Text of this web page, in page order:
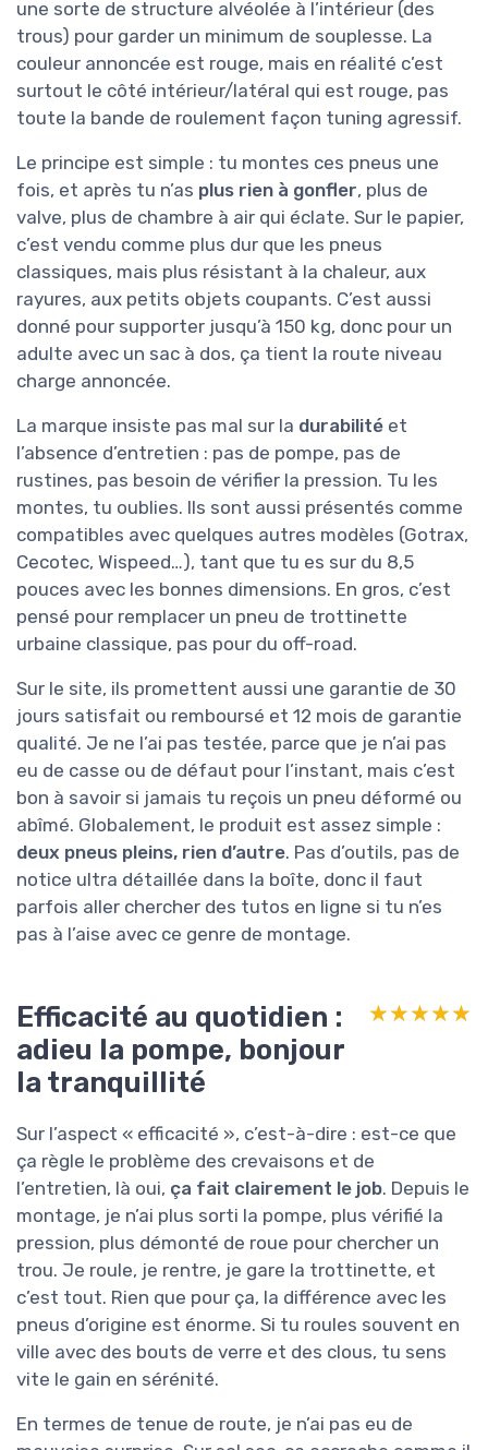
une sorte de structure alvéolée à l’intérieur (des
trous) pour garder un minimum de souplesse. La
couleur annoncée est rouge, mais en réalité c’est
surtout le côté intérieur/latéral qui est rouge, pas
toute la bande de roulement façon tuning agressif.
Le principe est simple : tu montes ces pneus une
fois, et après tu n’as plus rien à gonfler, plus de
valve, plus de chambre à air qui éclate. Sur le papier,
c’est vendu comme plus dur que les pneus
classiques, mais plus résistant à la chaleur, aux
rayures, aux petits objets coupants. C’est aussi
donné pour supporter jusqu’à 150 kg, donc pour un
adulte avec un sac à dos, ça tient la route niveau
charge annoncée.
La marque insiste pas mal sur la durabilité et
l’absence d’entretien : pas de pompe, pas de
rustines, pas besoin de vérifier la pression. Tu les
montes, tu oublies. Ils sont aussi présentés comme
compatibles avec quelques autres modèles (Gotrax,
Cecotec, Wispeed…), tant que tu es sur du 8,5
pouces avec les bonnes dimensions. En gros, c’est
pensé pour remplacer un pneu de trottinette
urbaine classique, pas pour du off-road.
Sur le site, ils promettent aussi une garantie de 30
jours satisfait ou remboursé et 12 mois de garantie
qualité. Je ne l’ai pas testée, parce que je n’ai pas
eu de casse ou de défaut pour l’instant, mais c’est
bon à savoir si jamais tu reçois un pneu déformé ou
abîmé. Globalement, le produit est assez simple :
deux pneus pleins, rien d’autre. Pas d’outils, pas de
notice ultra détaillée dans la boîte, donc il faut
parfois aller chercher des tutos en ligne si tu n’es
pas à l’aise avec ce genre de montage.
Efficacité au quotidien :
adieu la pompe, bonjour
la tranquillité
★★★★★
★★★★★
Sur l’aspect « efficacité », c’est-à-dire : est-ce que
ça règle le problème des crevaisons et de
l’entretien, là oui, ça fait clairement le job. Depuis le
montage, je n’ai plus sorti la pompe, plus vérifié la
pression, plus démonté de roue pour chercher un
trou. Je roule, je rentre, je gare la trottinette, et
c’est tout. Rien que pour ça, la différence avec les
pneus d’origine est énorme. Si tu roules souvent en
ville avec des bouts de verre et des clous, tu sens
vite le gain en sérénité.
En termes de tenue de route, je n’ai pas eu de